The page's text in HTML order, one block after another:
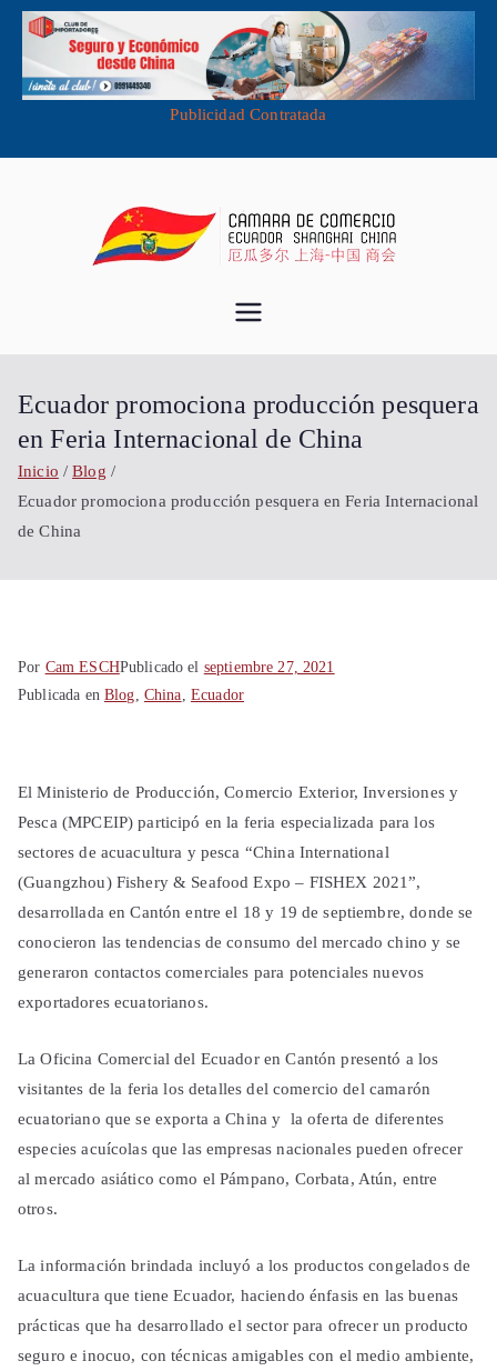
Publicidad Contratada
Comercio
Ecuador
Shanghái
Importa desde China - Compra en
Ecuador promociona producción pesquera
en Feria Internacional de China
Inicio
Blog
Ecuador promociona producción pesquera en Feria Internacional
de China
Por Cam ESCHPublicado el septiembre 27, 2021
Publicada en Blog, China, Ecuador
El Ministerio de Producción, Comercio Exterior, Inversiones y
Pesca (MPCEIP) participó en la feria especializada para los
sectores de acuacultura y pesca “China International
(Guangzhou) Fishery & Seafood Expo – FISHEX 2021”,
desarrollada en Cantón entre el 18 y 19 de septiembre, donde se
conocieron las tendencias de consumo del mercado chino y se
generaron contactos comerciales para potenciales nuevos
exportadores ecuatorianos.
La Oficina Comercial del Ecuador en Cantón presentó a los
visitantes de la feria los detalles del comercio del camarón
ecuatoriano que se exporta a China y la oferta de diferentes
especies acuícolas que las empresas nacionales pueden ofrecer
al mercado asiático como el Pámpano, Corbata, Atún, entre
otros.
La información brindada incluyó a los productos congelados de
acuacultura que tiene Ecuador, haciendo énfasis en las buenas
prácticas que ha desarrollado el sector para ofrecer un producto
seguro e inocuo, con técnicas amigables con el medio ambiente,